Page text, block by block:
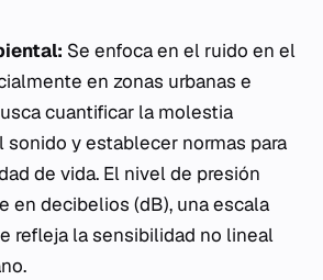
Se enfoca en el ruido en el
en zonas urbanas e
cuantificar la molestia
sonido y establecer normas para
de vida. El nivel de presión
en decibelios (dB), una escala
refleja la sensibilidad no lineal